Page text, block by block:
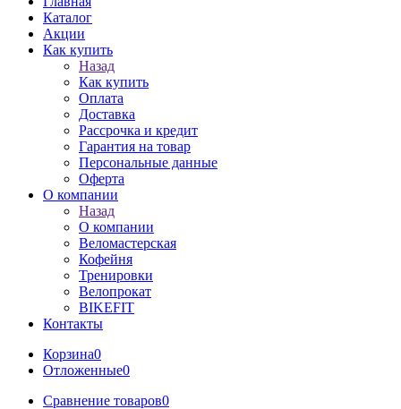
Каталог
Акции
Как купить
Назад
Как купить
Оплата
Доставка
Рассрочка и кредит
Гарантия на товар
Персональные данные
Оферта
О компании
Назад
О компании
Веломастерская
Кофейня
Тренировки
Велопрокат
BIKEFIT
Контакты
Корзина0
Отложенные0
Сравнение товаров0